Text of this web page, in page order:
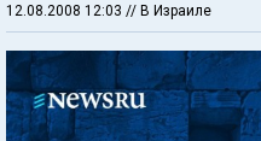
12.08.2008 12:03 // В Израиле